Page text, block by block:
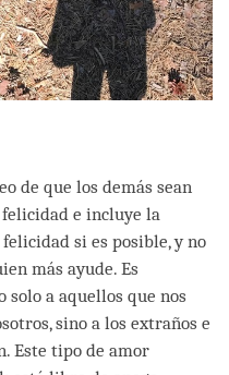
de que los demás sean
felicidad e incluye la
si es posible, y no
más ayude. Es
solo a aquellos que nos
sino a los extraños e
Este tipo de amor